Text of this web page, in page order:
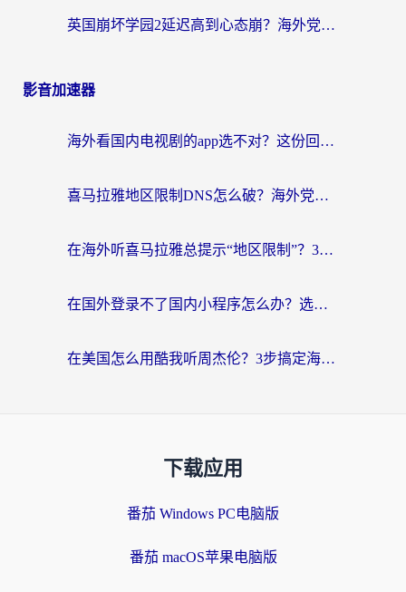
英国崩坏学园2延迟高到心态崩？海外党国服游戏加速终极指南
影音加速器
海外看国内电视剧的app选不对？这份回国加速器避坑指南帮你流畅追剧
喜马拉雅地区限制DNS怎么破？海外党听国内音乐听书的终极解决方案
在海外听喜马拉雅总提示“地区限制”？3步轻松解除+听国内音乐全攻略
在国外登录不了国内小程序怎么办？选对回国加速器，轻松解锁国内资源
在美国怎么用酷我听周杰伦？3步搞定海外听歌难题
下载应用
番茄 Windows PC电脑版
番茄 macOS苹果电脑版